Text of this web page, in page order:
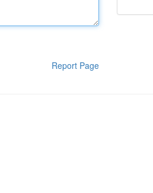
Report Page